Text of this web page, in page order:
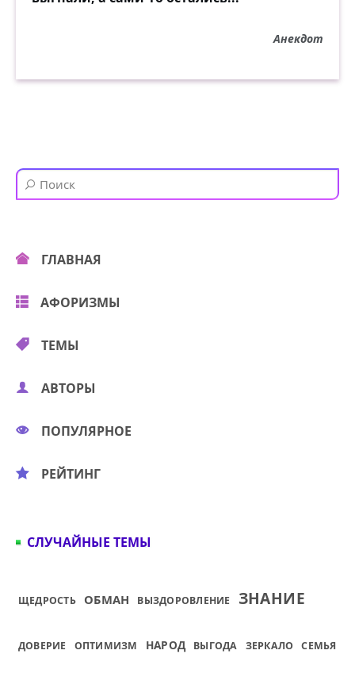
Анекдот
ГЛАВНАЯ
АФОРИЗМЫ
ТЕМЫ
АВТОРЫ
ПОПУЛЯРНОЕ
РЕЙТИНГ
СЛУЧАЙНЫЕ ТЕМЫ
ЩЕДРОСТЬ ОБМАН ВЫЗДОРОВЛЕНИЕ ЗНАНИЕ
ДОВЕРИЕ ОПТИМИЗМ НАРОД ВЫГОДА ЗЕРКАЛО СЕМЬЯ